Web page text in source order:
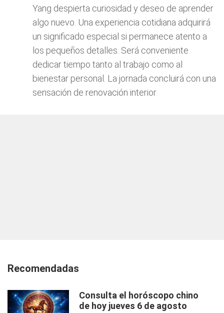
Yang despierta curiosidad y deseo de aprender
algo nuevo. Una experiencia cotidiana adquirirá
un significado especial si permanece atento a
los pequeños detalles. Será conveniente
dedicar tiempo tanto al trabajo como al
bienestar personal. La jornada concluirá con una
sensación de renovación interior
Recomendadas
Consulta el horóscopo chino
de hoy jueves 6 de agosto